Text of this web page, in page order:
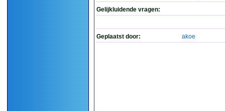
Gelijkluidende vragen:
Geplaatst door: akoe